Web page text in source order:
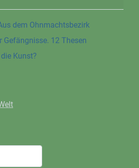
dem Ohnmachtsbezirk
Gefängnisse. 12 Thesen
Kunst?